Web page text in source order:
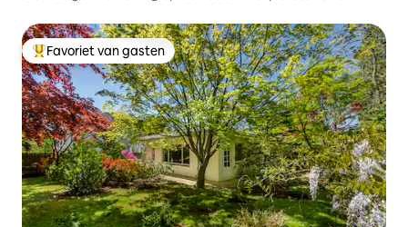
Topfavoriet van gasten
Favoriet van gasten